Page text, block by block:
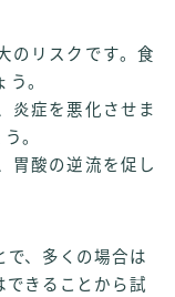
のリスクです。食
。
炎症を悪化させま
。
胃酸の逆流を促し
で、多くの場合は
できることから試